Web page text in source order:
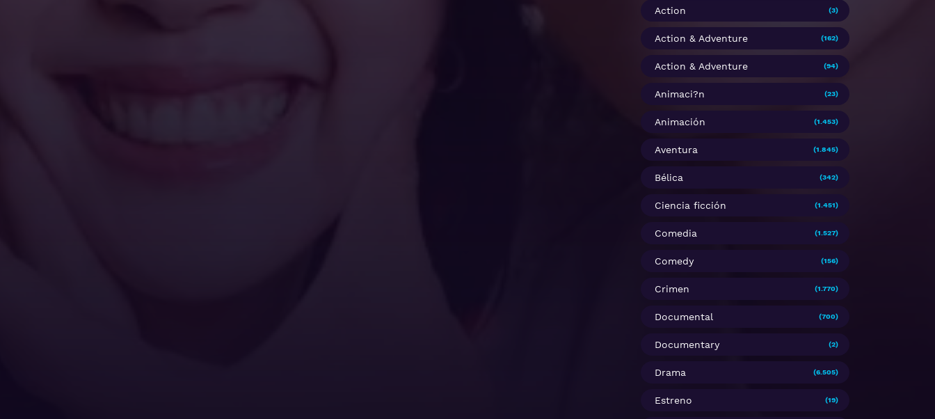
Action (3)
Action & Adventure (162)
Action & Adventure (94)
Animaci?n (23)
Animación (1.453)
Aventura (1.845)
Bélica (342)
Ciencia ficción (1.451)
Comedia (1.527)
Comedy (156)
Crimen (1.770)
Documental (700)
Documentary (2)
Drama (6.505)
Estreno (19)